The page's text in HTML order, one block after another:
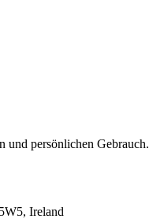
und persönlichen Gebrauch.
Ireland